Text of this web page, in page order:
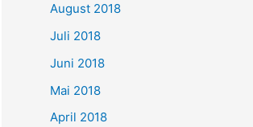
August 2018
Juli 2018
Juni 2018
Mai 2018
April 2018